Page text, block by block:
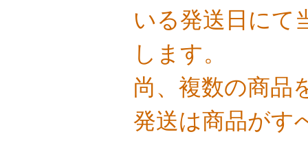
いる発送日にて
します。
尚、複数の商品
発送は商品がす